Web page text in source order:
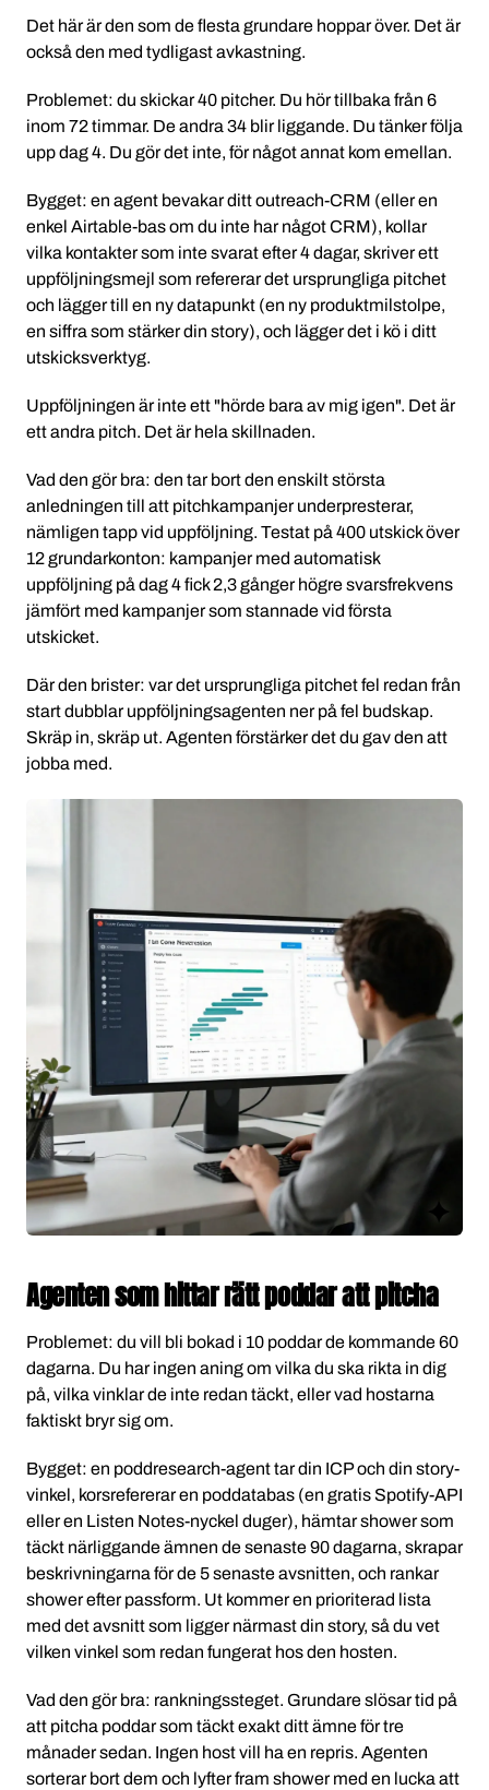
Det här är den som de flesta grundare hoppar över. Det är
också den med tydligast avkastning.
Problemet: du skickar 40 pitcher. Du hör tillbaka från 6
inom 72 timmar. De andra 34 blir liggande. Du tänker följa
upp dag 4. Du gör det inte, för något annat kom emellan.
Bygget: en agent bevakar ditt outreach-CRM (eller en
enkel Airtable-bas om du inte har något CRM), kollar
vilka kontakter som inte svarat efter 4 dagar, skriver ett
uppföljningsmejl som refererar det ursprungliga pitchet
och lägger till en ny datapunkt (en ny produktmilstolpe,
en siffra som stärker din story), och lägger det i kö i ditt
utskicksverktyg.
Uppföljningen är inte ett "hörde bara av mig igen". Det är
ett andra pitch. Det är hela skillnaden.
Vad den gör bra: den tar bort den enskilt största
anledningen till att pitchkampanjer underpresterar,
nämligen tapp vid uppföljning. Testat på 400 utskick över
12 grundarkonton: kampanjer med automatisk
uppföljning på dag 4 fick 2,3 gånger högre svarsfrekvens
jämfört med kampanjer som stannade vid första
utskicket.
Där den brister: var det ursprungliga pitchet fel redan från
start dubblar uppföljningsagenten ner på fel budskap.
Skräp in, skräp ut. Agenten förstärker det du gav den att
jobba med.
Agenten som hittar rätt poddar att pitcha
Problemet: du vill bli bokad i 10 poddar de kommande 60
dagarna. Du har ingen aning om vilka du ska rikta in dig
på, vilka vinklar de inte redan täckt, eller vad hostarna
faktiskt bryr sig om.
Bygget: en poddresearch-agent tar din ICP och din story-
vinkel, korsrefererar en poddatabas (en gratis Spotify-API
eller en Listen Notes-nyckel duger), hämtar shower som
täckt närliggande ämnen de senaste 90 dagarna, skrapar
beskrivningarna för de 5 senaste avsnitten, och rankar
shower efter passform. Ut kommer en prioriterad lista
med det avsnitt som ligger närmast din story, så du vet
vilken vinkel som redan fungerat hos den hosten.
Vad den gör bra: rankningssteget. Grundare slösar tid på
att pitcha poddar som täckt exakt ditt ämne för tre
månader sedan. Ingen host vill ha en repris. Agenten
sorterar bort dem och lyfter fram shower med en lucka att